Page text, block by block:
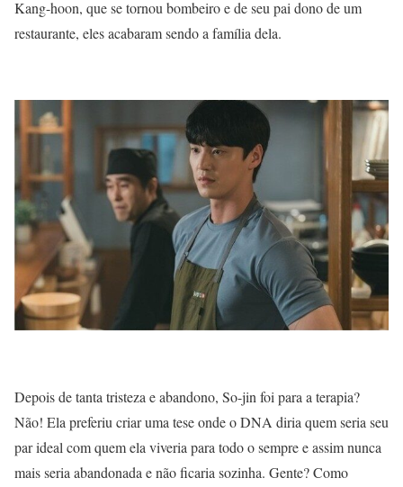
Kang-hoon, que se tornou bombeiro e de seu pai dono de um
restaurante, eles acabaram sendo a família dela.
Depois de tanta tristeza e abandono, So-jin foi para a terapia?
Não! Ela preferiu criar uma tese onde o DNA diria quem seria seu
par ideal com quem ela viveria para todo o sempre e assim nunca
mais seria abandonada e não ficaria sozinha. Gente? Como